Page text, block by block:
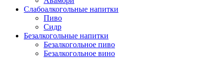
Слабоалкогольные напитки
Пиво
Сидр
Безалкогольные напитки
Безалкогольное пиво
Безалкогольное вино